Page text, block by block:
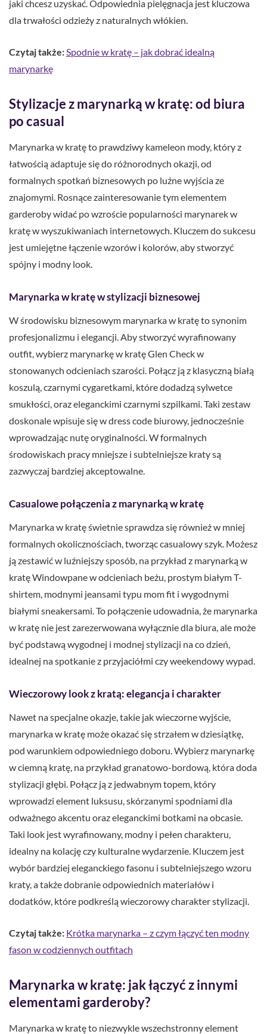
jaki chcesz uzyskać. Odpowiednia pielęgnacja jest kluczowa
dla trwałości odzieży z naturalnych włókien.
Czytaj także: Spodnie w kratę – jak dobrać idealną
marynarkę
Stylizacje z marynarką w kratę: od biura
po casual
Marynarka w kratę to prawdziwy kameleon mody, który z
łatwością adaptuje się do różnorodnych okazji, od
formalnych spotkań biznesowych po luźne wyjścia ze
znajomymi. Rosnące zainteresowanie tym elementem
garderoby widać po wzroście popularności marynarek w
kratę w wyszukiwaniach internetowych. Kluczem do sukcesu
jest umiejętne łączenie wzorów i kolorów, aby stworzyć
spójny i modny look.
Marynarka w kratę w stylizacji biznesowej
W środowisku biznesowym marynarka w kratę to synonim
profesjonalizmu i elegancji. Aby stworzyć wyrafinowany
outfit, wybierz marynarkę w kratę Glen Check w
stonowanych odcieniach szarości. Połącz ją z klasyczną białą
koszulą, czarnymi cygaretkami, które dodadzą sylwetce
smukłości, oraz eleganckimi czarnymi szpilkami. Taki zestaw
doskonale wpisuje się w dress code biurowy, jednocześnie
wprowadzając nutę oryginalności. W formalnych
środowiskach pracy mniejsze i subtelniejsze kraty są
zazwyczaj bardziej akceptowalne.
Casualowe połączenia z marynarką w kratę
Marynarka w kratę świetnie sprawdza się również w mniej
formalnych okolicznościach, tworząc casualowy szyk. Możesz
ją zestawić w luźniejszy sposób, na przykład z marynarką w
kratę Windowpane w odcieniach beżu, prostym białym T-
shirtem, modnymi jeansami typu mom fit i wygodnymi
białymi sneakersami. To połączenie udowadnia, że marynarka
w kratę nie jest zarezerwowana wyłącznie dla biura, ale może
być podstawą wygodnej i modnej stylizacji na co dzień,
idealnej na spotkanie z przyjaciółmi czy weekendowy wypad.
Wieczorowy look z kratą: elegancja i charakter
Nawet na specjalne okazje, takie jak wieczorne wyjście,
marynarka w kratę może okazać się strzałem w dziesiątkę,
pod warunkiem odpowiedniego doboru. Wybierz marynarkę
w ciemną kratę, na przykład granatowo-bordową, która doda
stylizacji głębi. Połącz ją z jedwabnym topem, który
wprowadzi element luksusu, skórzanymi spodniami dla
odważnego akcentu oraz eleganckimi botkami na obcasie.
Taki look jest wyrafinowany, modny i pełen charakteru,
idealny na kolację czy kulturalne wydarzenie. Kluczem jest
wybór bardziej eleganckiego fasonu i subtelniejszego wzoru
kraty, a także dobranie odpowiednich materiałów i
dodatków, które podkreślą wieczorowy charakter stylizacji.
Czytaj także: Krótka marynarka – z czym łączyć ten modny
fason w codziennych outfitach
Marynarka w kratę: jak łączyć z innymi
elementami garderoby?
Marynarka w kratę to niezwykle wszechstronny element